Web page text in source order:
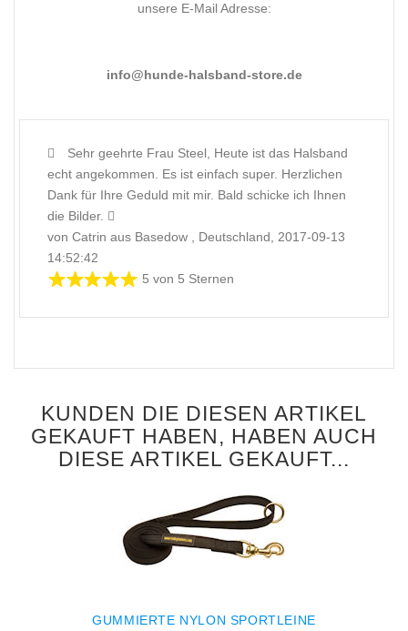
unsere E-Mail Adresse:
info@hunde-halsband-store.de
Sehr geehrte Frau Steel, Heute ist das Halsband
echt angekommen. Es ist einfach super. Herzlichen
Dank für Ihre Geduld mit mir. Bald schicke ich Ihnen
die Bilder.
von Catrin aus Basedow , Deutschland, 2017-09-13
14:52:42
5 von 5 Sternen
KUNDEN DIE DIESEN ARTIKEL
GEKAUFT HABEN, HABEN AUCH
DIESE ARTIKEL GEKAUFT...
GUMMIERTE NYLON SPORTLEINE